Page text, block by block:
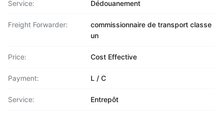
Service: Dédouanement
Freight Forwarder:
commissionnaire de transport classe
un
Price: Cost Effective
Payment: L / C
Service: Entrepôt